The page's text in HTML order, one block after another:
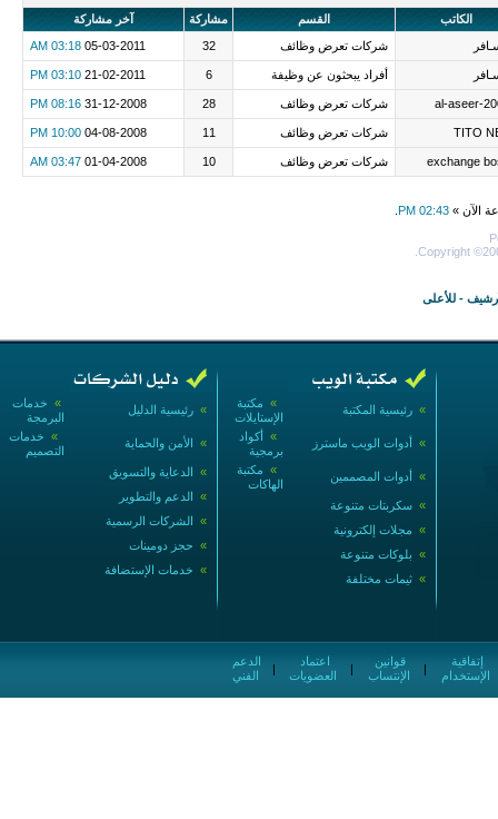
الكاتب القسم مشاركة
آخر مشاركة
شركات تعرض وظائف 32
05-03-2011
03:18 AM
أفراد يبحثون عن وظيفة 6
21-02-2011
03:10 PM
al-aseer- شركات تعرض وظائف 28
31-12-2008
08:16 PM
TITO شركات تعرض وظائف 11
04-08-2008
10:00 PM
exchange شركات تعرض وظائف 10
01-04-2008
03:47 AM
الآن » 02:43 PM
Copyright
- للأعلى
» خدمات
البرمجة
» رئيسية الدليل
» خدمات
التصميم
» الأمن والحماية
» الدعاية والتسويق
» الدعم والتطوير
» الشركات الرسمية
» حجز دومينات
» خدمات الإستضافة
» مكتبة
الإستايلات
» رئيسية المكتبة
» أكواد
برمجية
» أدوات الويب ماسترز
» مكتبة
الهاكات
» أدوات المصممين
» سكربتات متنوعة
» مجلات إلكترونية
» بلوكات متنوعة
» ثيمات مختلفة
الفني
|
العضويات
|
الإنتساب
|
الإستخدام